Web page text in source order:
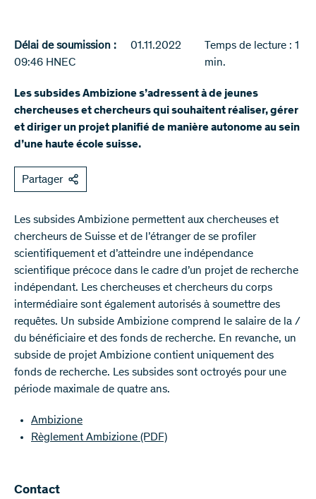
Délai de soumission :
01.11.2022
09:46 HNEC
Temps de lecture : 1
min.
Les subsides Ambizione s’adressent à de jeunes
chercheuses et chercheurs qui souhaitent réaliser, gérer
et diriger un projet planifié de manière autonome au sein
d’une haute école suisse.
Partager
Les subsides Ambizione permettent aux chercheuses et
chercheurs de Suisse et de l’étranger de se profiler
scientifiquement et d’atteindre une indépendance
scientifique précoce dans le cadre d’un projet de recherche
indépendant. Les chercheuses et chercheurs du corps
intermédiaire sont également autorisés à soumettre des
requêtes. Un subside Ambizione comprend le salaire de la /
du bénéficiaire et des fonds de recherche. En revanche, un
subside de projet Ambizione contient uniquement des
fonds de recherche. Les subsides sont octroyés pour une
période maximale de quatre ans.
Ambizione
Règlement Ambizione (PDF)
Contact